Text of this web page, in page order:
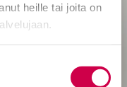
heille tai joita on